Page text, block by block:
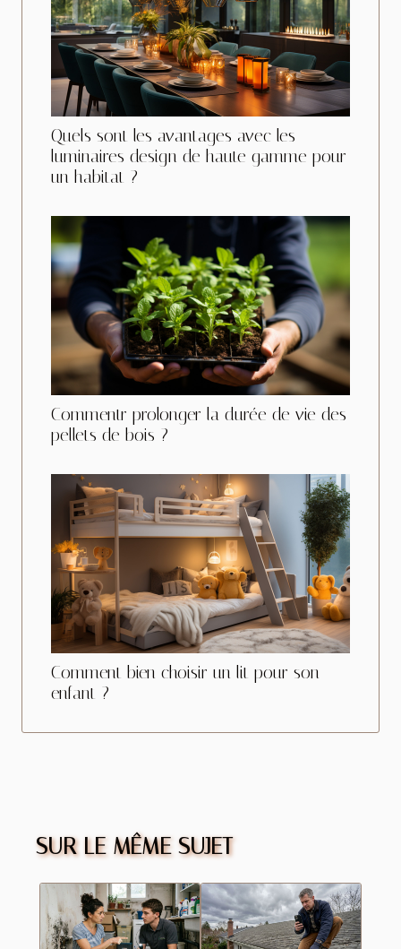
Quels sont les avantages avec les
luminaires design de haute gamme pour
un habitat ?
Commentr prolonger la durée de vie des
pellets de bois ?
Comment bien choisir un lit pour son
enfant ?
SUR LE MÊME SUJET